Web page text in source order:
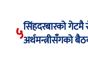
५सिंहदरबारको
अर्थमन्त्रीसँगको